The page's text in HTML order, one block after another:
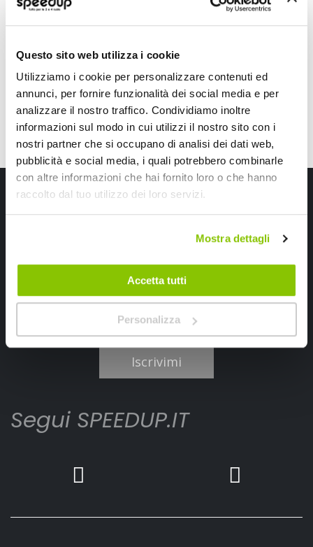
Questo sito web utilizza i cookie
Utilizziamo i cookie per personalizzare contenuti ed
annunci, per fornire funzionalità dei social media e per
analizzare il nostro traffico. Condividiamo inoltre
informazioni sul modo in cui utilizzi il nostro sito con i
nostri partner che si occupano di analisi dei dati web,
pubblicità e social media, i quali potrebbero combinarle
con altre informazioni che hai fornito loro o che hanno
raccolto dal tuo utilizzo dei loro servizi.
Mostra dettagli
Accetta tutti
Personalizza
Abs Nero diametro 52mm
13,85 €
Iscriviti alla newsletter Speedup
Iscrivimi
Segui SPEEDUP.IT